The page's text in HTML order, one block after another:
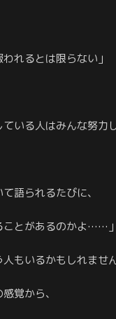
れるとは限らない」
ている人はみんな努力
語られるたびに、
ことがあるのかよ……」
もいるかもしれません
覚から、